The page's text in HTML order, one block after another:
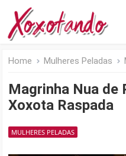
Home Mulheres Peladas
Magrinha Nua de
Xoxota Raspada
MULHERES PELADAS